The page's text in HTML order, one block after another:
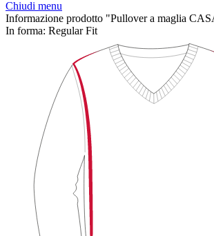
Chiudi menu
Informazione prodotto "Pullover a maglia
In forma: Regular Fit